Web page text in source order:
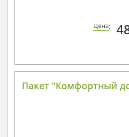
Цена:
Пакет "Комфортный